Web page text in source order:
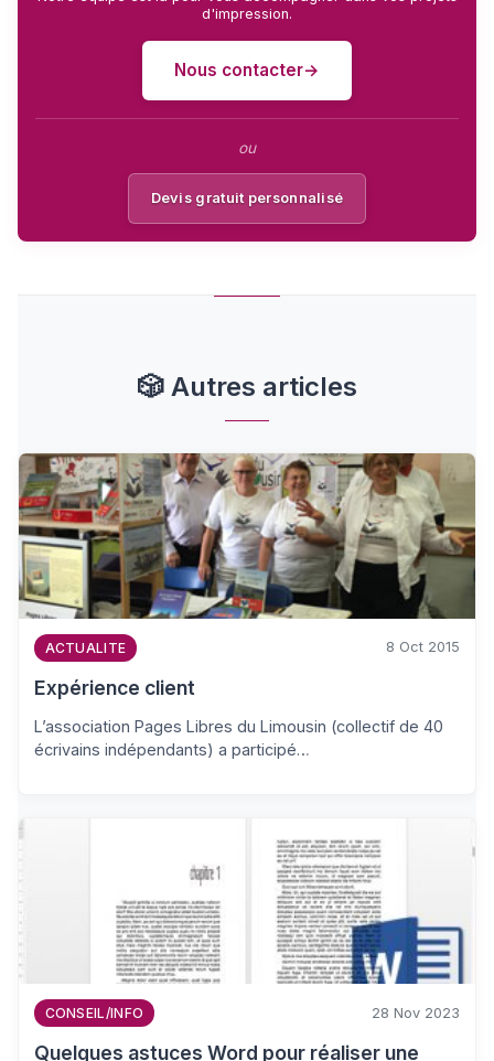
d'impression.
Nous contacter
ou
Devis gratuit personnalisé
🎲Autres articles
ACTUALITE 8 Oct 2015
Expérience client
L’association Pages Libres du Limousin (collectif de 40
écrivains indépendants) a participé…
CONSEIL/INFO 28 Nov 2023
Quelques astuces Word pour réaliser une